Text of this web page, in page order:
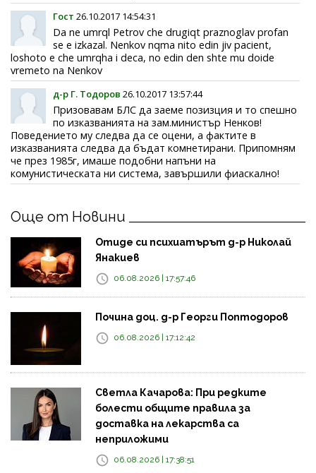
Гост 26.10.2017 14:54:31
Da ne umrql Petrov che drugiqt praznoglav profan
se e izkazal. Nenkov nqma nito edin jiv pacient,
loshoto e che umrqha i deca, no edin den shte mu doide
vremeto na Nenkov
д-р Г. Тодоров 26.10.2017 13:57:44
Призовавам БЛС да заеме позизция и то спешно
по изказванията на зам.министър Ненков!
Поведението му следва да се оцени, а фактите в
изказванията следва да бъдат комнетирани. Припомням
че през 1985г, имаше подобни напъни на
комунистическата ни система, завършили фиаскално!
Още от Новини
Отиде си психиатърът д-р Николай
Янакиев
06.08.2026 | 17:57:46
Почина доц. д-р Георги Поптодоров
06.08.2026 | 17:12:42
Светла Качарова: При редките
болести общите правила за
доставка на лекарства са
неприложими
06.08.2026 | 17:38:51